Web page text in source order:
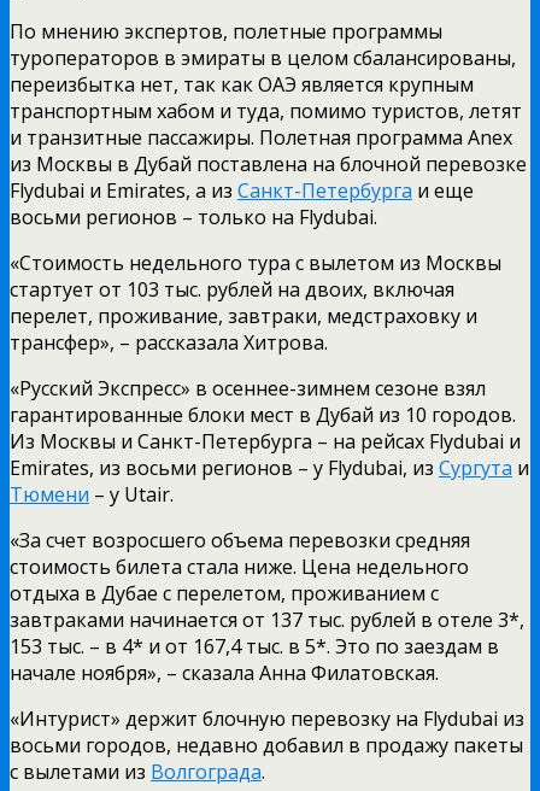
По мнению экспертов, полетные программы
туроператоров в эмираты в целом сбалансированы,
переизбытка нет, так как ОАЭ является крупным
транспортным хабом и туда, помимо туристов, летят
и транзитные пассажиры. Полетная программа Anex
из Москвы в Дубай поставлена на блочной перевозке
Flydubai и Emirates, а из Санкт-Петербурга и еще
восьми регионов – только на Flydubai.
«Стоимость недельного тура с вылетом из Москвы
стартует от 103 тыс. рублей на двоих, включая
перелет, проживание, завтраки, медстраховку и
трансфер», – рассказала Хитрова.
«Русский Экспресс» в осеннее-зимнем сезоне взял
гарантированные блоки мест в Дубай из 10 городов.
Из Москвы и Санкт-Петербурга – на рейсах Flydubai и
Emirates, из восьми регионов – у Flydubai, из Сургута и
Тюмени – у Utair.
«За счет возросшего объема перевозки средняя
стоимость билета стала ниже. Цена недельного
отдыха в Дубае с перелетом, проживанием с
завтраками начинается от 137 тыс. рублей в отеле 3*,
153 тыс. – в 4* и от 167,4 тыс. в 5*. Это по заездам в
начале ноября», – сказала Анна Филатовская.
«Интурист» держит блочную перевозку на Flydubai из
восьми городов, недавно добавил в продажу пакеты
с вылетами из Волгограда.